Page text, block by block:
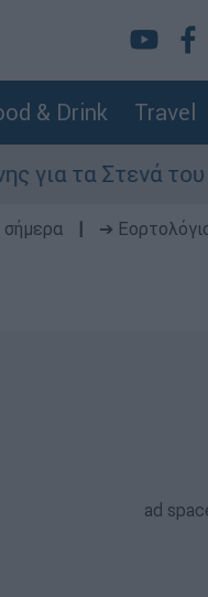
& Drink Travel
του Ορμούζ
➔